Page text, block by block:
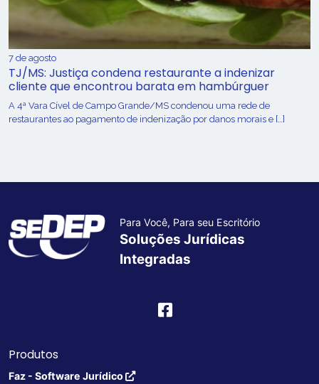
7 de agosto
TJ/MS: Justiça condena restaurante a indenizar
cliente que encontrou barata em hambúrguer
A 4ª Vara Cível de Campo Grande/MS condenou uma rede de
restaurantes ao pagamento de indenização por danos morais e […]
Para Você, Para seu Escritório
Soluções Jurídicas
Integradas
Produtos
Faz - Software Jurídico